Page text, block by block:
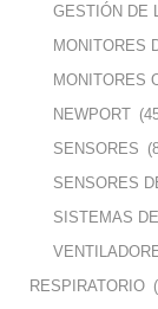
GESTIÓN DE
MONITORES
MONITORES
NEWPORT
SENSORES
SENSORES
SISTEMAS
RESPIRATORIO